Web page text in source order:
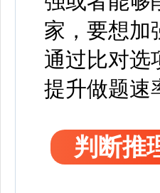
家，要想加
通过比对选
提升做题速
判断推